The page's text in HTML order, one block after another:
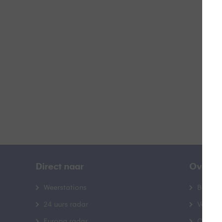
Direct naar
Weerstations
24 uurs radar
Over